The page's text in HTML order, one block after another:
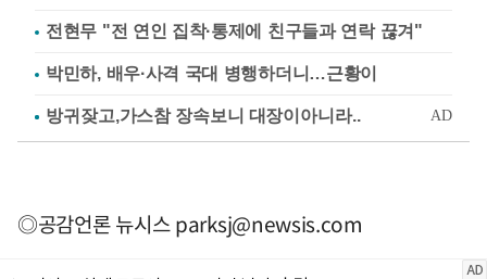
전현무 "전 연인 집착·통제에 친구들과 연락 끊겨"
박민하, 배우·사격 국대 병행하더니…근황이
◎공감언론 뉴시스parksj@newsis.com